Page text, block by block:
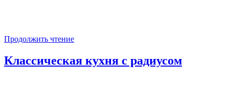
Продолжить чтение
Классическая кухня с радиусом